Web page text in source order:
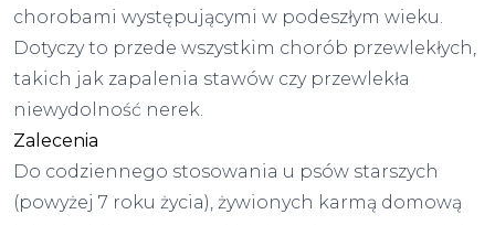
chorobami występującymi w podeszłym wieku.
Dotyczy to przede wszystkim chorób przewlekłych,
takich jak zapalenia stawów czy przewlekła
niewydolność nerek.
Zalecenia
Do codziennego stosowania u psów starszych
(powyżej 7 roku życia), żywionych karmą domową